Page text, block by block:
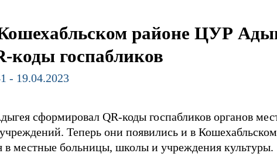
районе ЦУР
коды госпабликов
- 19.04.2023
сформировал QR-коды госпабликов органов
Теперь они появились и в
в местные больницы, школы и учреждения культуры.